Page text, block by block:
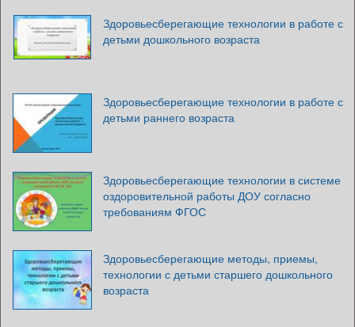
Здоровьесберегающие технологии в работе с
детьми дошкольного возраста
Здоровьесберегающие технологии в работе с
детьми раннего возраста
Здоровьесберегающие технологии в системе
оздоровительной работы ДОУ согласно
требованиям ФГОС
Здоровьесберегающие методы, приемы,
технологии с детьми старшего дошкольного
возраста